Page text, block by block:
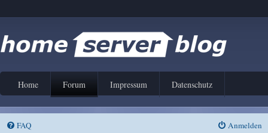
Home Forum Impressum Datenschutz
FAQ Anmelden